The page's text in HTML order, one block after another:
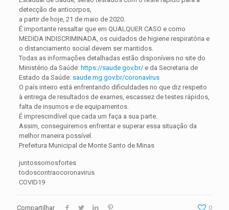
detecção de anticorpos,
a partir de hoje, 21 de maio de 2020.
É importante ressaltar que em QUALQUER CASO e como
MEDIDA INDISCRIMINADA, os cuidados de higiene respiratória e
o distanciamento social devem ser mantidos.
Todas as informações detalhadas estão disponíveis no site do
Ministério da Saúde: https://saude.gov.br/e da Secretaria de
Estado da Saúde: saude.mg.gov.br/coronavírus
O país inteiro está enfrentando dificuldades no que diz respeito
à entrega de resultados de exames, escassez de testes rápidos,
falta de insumos e de equipamentos.
É imprescindível que cada um faça a sua parte.
Assim, conseguiremos enfrentar e superar essa situação da
melhor maneira possível.
Prefeitura Municipal de Monte Santo de Minas
juntossomosfortes
todoscontraocoronavirus
COVID19
Compartilhar 0